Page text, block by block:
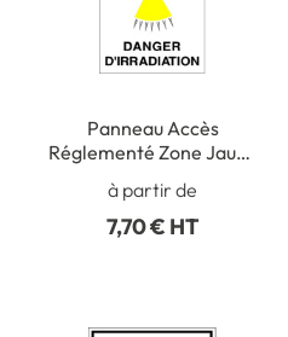
Panneau Accès
Réglementé Zone Jaune
Risque d´Irradiation -
STF 3329S
à partir de
7,70 € HT